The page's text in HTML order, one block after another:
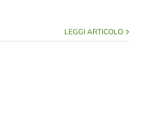
LEGGI ARTICOLO